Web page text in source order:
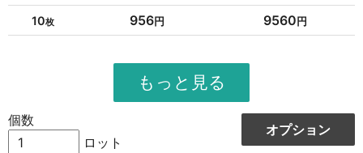
10 956 9560
951
12324
13216
オプション
個数
ロット